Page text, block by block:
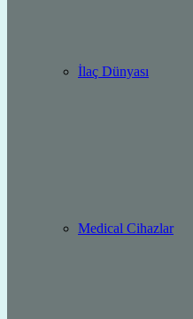
İlaç Dünyası
Medical Cihazlar